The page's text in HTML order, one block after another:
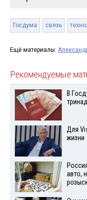
Госдума связь
Ещё материалы:
Рекомендуемые
В
Для
жизни
авто,